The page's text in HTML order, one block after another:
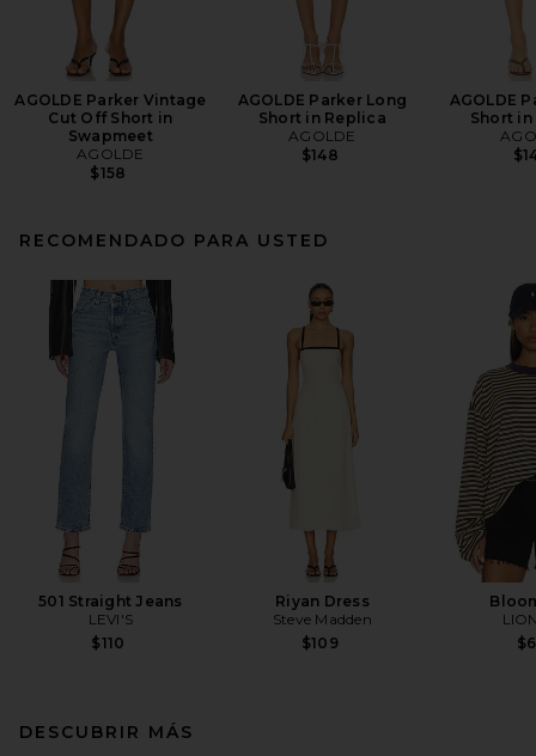
AGOLDE Parker Vintage
Cut Off Short in
Swapmeet
AGOLDE
$158
AGOLDE Parker Long
Short in Replica
AGOLDE
$148
AGOLDE
Short in
RECOMENDADO PARA USTED
501 Straight Jeans
LEVI'S
$110
Riyan Dress
Steve Madden
$109
DESCUBRIR MÁS